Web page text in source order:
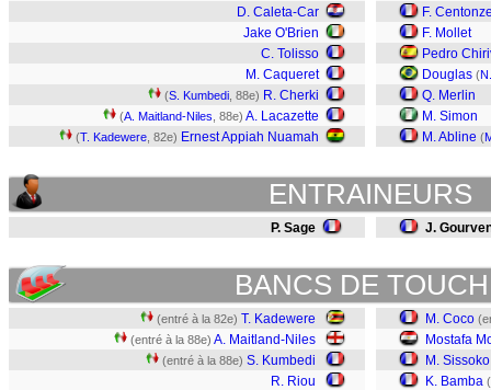
D. Caleta-Car
Jake O'Brien
C. Tolisso
M. Caqueret
(S. Kumbedi , 88e) R. Cherki
(A. Maitland-Niles , 88e) A. Lacazette
(T. Kadewere , 82e) Ernest Appiah Nuamah
F.
F. Mollet
Pedro
Douglas (
Q. Merlin
M. Simon
M. Abline (
ENTRAINEURS
P. Sage J.
BANCS DE
(entré à la 82e) T. Kadewere
(entré à la 88e) A. Maitland-Niles
(entré à la 88e) S. Kumbedi
R. Riou
M. Coco
Mostafa
M. Sissoko
K. Bamba